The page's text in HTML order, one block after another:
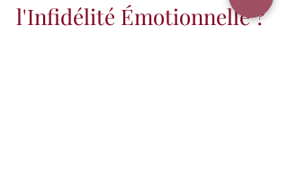
l'Infidélité Émotionnelle ?